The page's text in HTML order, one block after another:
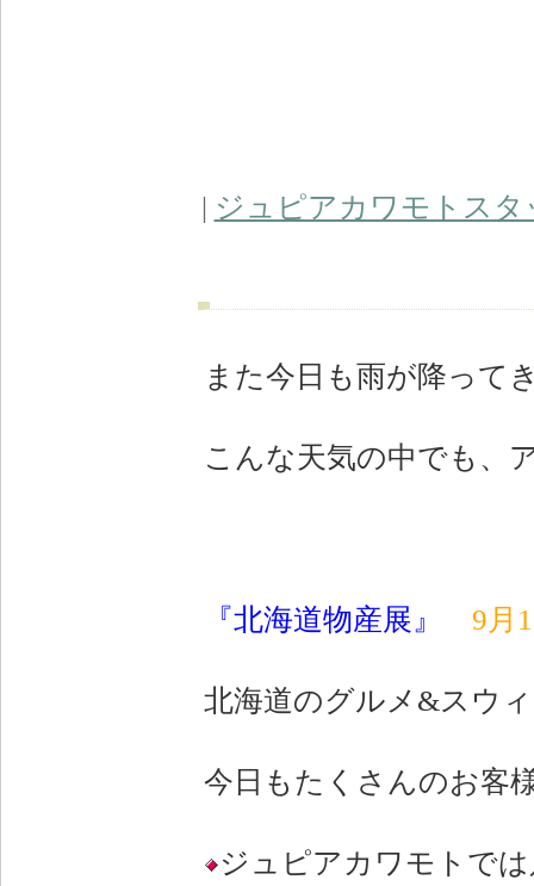
| ジュピアカワモトスタ
また今日も雨が降って
こんな天気の中でも、
『北海道物産展』 9月
北海道のグルメ&スウ
今日もたくさんのお客
ジュピアカワモトで